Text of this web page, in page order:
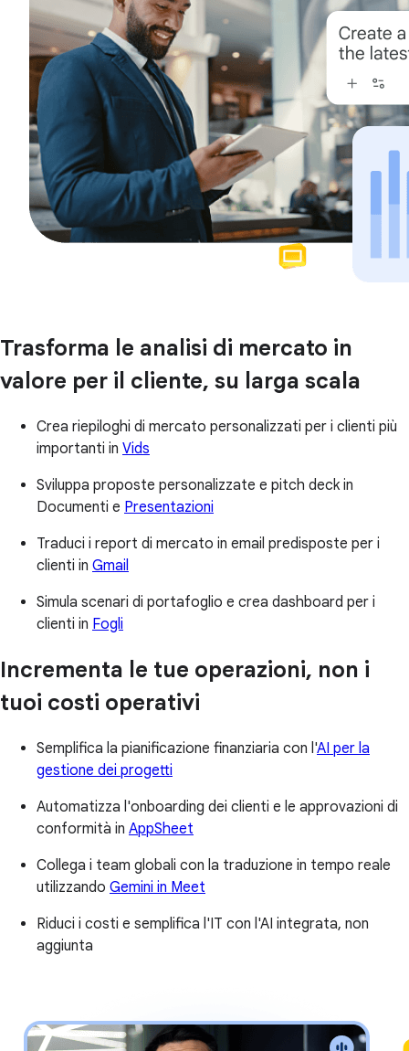
Trasforma le analisi di mercato in
valore per il cliente, su larga scala
Crea riepiloghi di mercato personalizzati per i clienti più
importanti in Vids
Sviluppa proposte personalizzate e pitch deck in
Documenti e Presentazioni
Traduci i report di mercato in email predisposte per i
clienti in Gmail
Simula scenari di portafoglio e crea dashboard per i
clienti in Fogli
Incrementa le tue operazioni, non i
tuoi costi operativi
Semplifica la pianificazione finanziaria con l'AI per la
gestione dei progetti
Automatizza l'onboarding dei clienti e le approvazioni di
conformità in AppSheet
Collega i team globali con la traduzione in tempo reale
utilizzando Gemini in Meet
Riduci i costi e semplifica l'IT con l'AI integrata, non
aggiunta